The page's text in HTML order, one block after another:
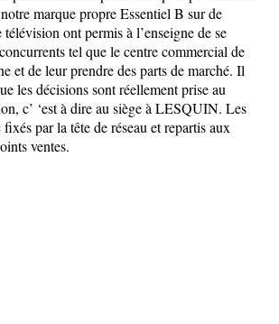
marque propre Essentiel B sur de
télévision ont permis à l’enseigne de se
tel que le centre commercial de
et de leur prendre des parts de marché. Il
les décisions sont réellement prise au
c’ ‘est à dire au siège à LESQUIN. Les
par la tête de réseau et repartis aux
ventes.